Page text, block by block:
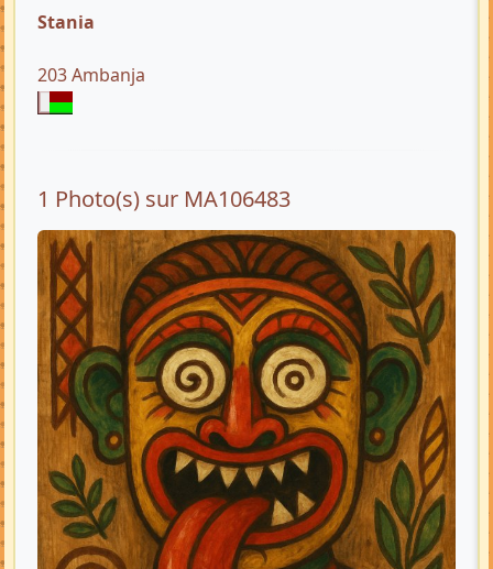
Stania
203 Ambanja
1 Photo(s) sur MA106483